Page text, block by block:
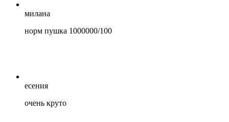
милана
норм пушка 1000000/100
есения
очень круто